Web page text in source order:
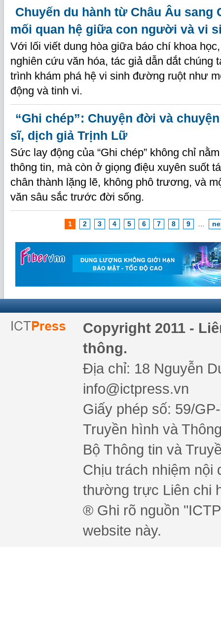
Chuyến du hành từ Châu Âu sang
mối quan hệ giữa con người và vi
Với lối viết dung hòa giữa báo chí khoa
nghiên cứu văn hóa, tác giả dẫn dắt chúng
trình khám phá hệ vi sinh đường ruột như
động và tinh vi.
“Ghi chép”: Chuyện đời và
sĩ, dịch giả Trịnh Lữ
Sức lay động của “Ghi chép” không chỉ
thông tin, mà còn ở giọng điệu xuyên suốt
chân thành lặng lẽ, không phô trương, và
văn sâu sắc trước đời sống.
1 2 3 4 5 6 7 8 9
Copyright 2011 -
thông.
Địa chỉ: 18 Nguyễn
info@ictpress.vn
Giấy phép số: 59/
Truyền hình và
Bộ Thông tin và
Chịu trách nhiệm nội
thường trực Liên chi
® Ghi rõ nguồn
website này.